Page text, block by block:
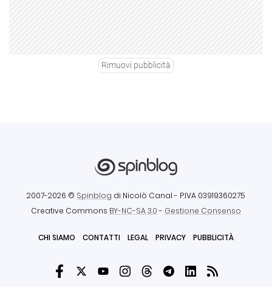
Rimuovi pubblicità
2007-2026 © Spinblog di Nicolò Canal - P.IVA 03919360275
Creative Commons BY-NC-SA 3.0- Gestione Consenso
CHI SIAMO CONTATTI LEGAL PRIVACY PUBBLICITÀ